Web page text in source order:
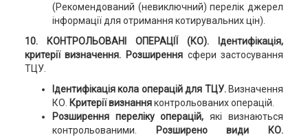
(Рекомендований (невиключний) перелік джерел
інформації для отримання котирувальних цін).
10. КОНТРОЛЬОВАНІ ОПЕРАЦІЇ (КО).
Ідентифікація,
критерії визначення. Розширення сфери застосування
ТЦУ.
Ідентифікація кола операцій для ТЦУ. Визначення
КО. Критеріївизнанняконтрольованих операцій.
Розширення переліку операцій,які визнаються
контрольованими. Розширено види КО.